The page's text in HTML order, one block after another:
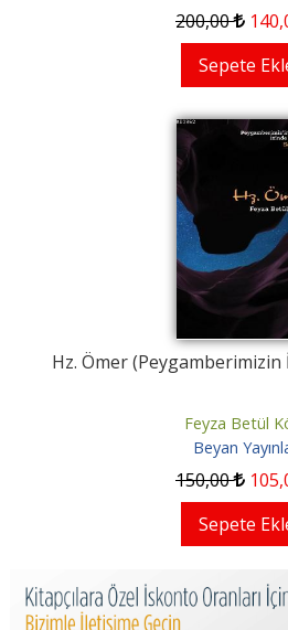
200,00 140
Sepete
Hz. Ömer (Peygamberimizin
Feyza Betül
Beyan
150,00 105
Sepete